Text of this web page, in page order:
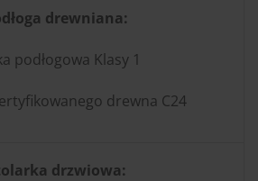
drewniana:
podłogowa Klasy 1
drewna C24
drzwiowa: